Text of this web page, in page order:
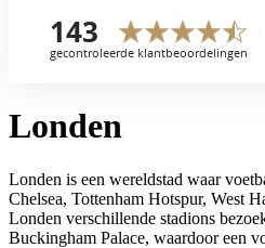
Londen
Londen is een wereldstad waar
Chelsea, Tottenham Hotspur, West
Londen verschillende stadions
Buckingham Palace, waardoor een